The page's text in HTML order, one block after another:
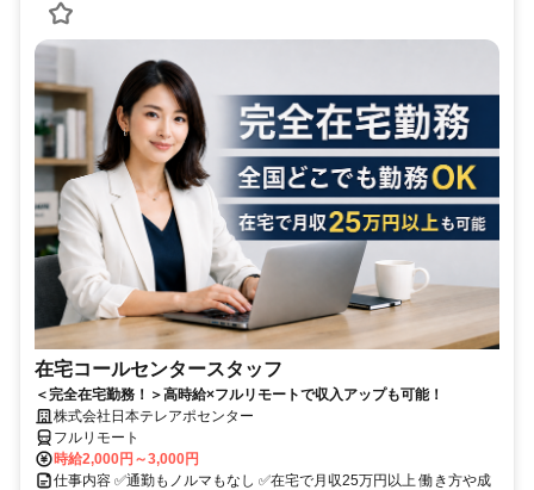
在宅コールセンタースタッフ
＜完全在宅勤務！＞高時給×フルリモートで収入アップも可能！
株式会社日本テレアポセンター
フルリモート
時給2,000円～3,000円
仕事内容 ✅通勤もノルマもなし ✅在宅で月収25万円以上 働き方や成